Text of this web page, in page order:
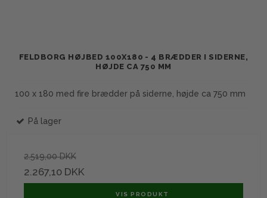
FELDBORG HØJBED 100X180 - 4 BRÆDDER I SIDERNE,
HØJDE CA 750 MM
100 x 180 med fire brædder på siderne, højde ca 750 mm
På lager
2.519,00 DKK
2.267,10 DKK
VIS PRODUKT